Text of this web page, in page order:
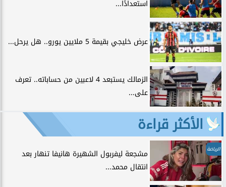
استعدادًا...
عرض خليجي بقيمة 5 ملايين يورو.. هل يرحل...
الزمالك يستبعد 4 لاعبين من حساباته.. تعرف
على...
الأكثر قراءة
الرياضة
مشجعة ليفربول الشهيرة هانيفا تنهار بعد
انتقال محمد...